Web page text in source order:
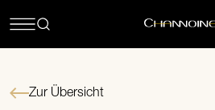
Zur Übersicht